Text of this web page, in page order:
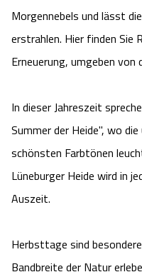
Urlaub
Wildpark
Snow
Das
Morgennebels und lässt
erstrahlen. Hier finden Sie
Erneuerung, umgeben
In dieser Jahreszeit
Summer der Heide", wo
schönsten Farbtönen
Lüneburger Heide wird in
Auszeit.
Herbsttage sind
Bandbreite der Natur